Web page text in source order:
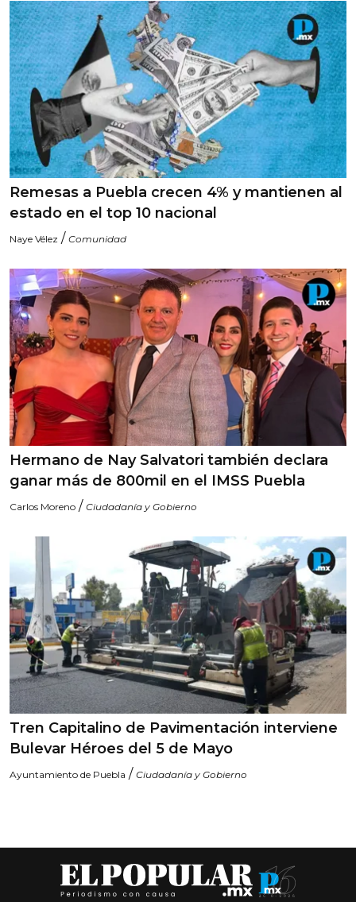
Remesas a Puebla crecen 4% y mantienen al
estado en el top 10 nacional
Naye Vélez / Comunidad
Hermano de Nay Salvatori también declara
ganar más de 800mil en el IMSS Puebla
Carlos Moreno / Ciudadanía y Gobierno
Tren Capitalino de Pavimentación interviene
Bulevar Héroes del 5 de Mayo
Ayuntamiento de Puebla / Ciudadanía y Gobierno